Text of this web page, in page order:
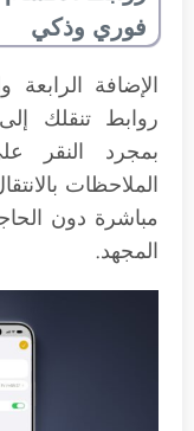
فوري وذكي
الإضافة
روابط تنقلك
بمجرد النقر
الملاحظات
مباشرة دون
المجهد.